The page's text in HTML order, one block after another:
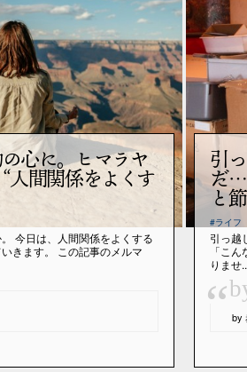
心に。ヒマラヤ
人間関係をよくす
今日は、人間関係をよくする
きます。 この記事のメルマ
引
だ…
と
#ライフ
引っ越
「こ
りませ
“ by